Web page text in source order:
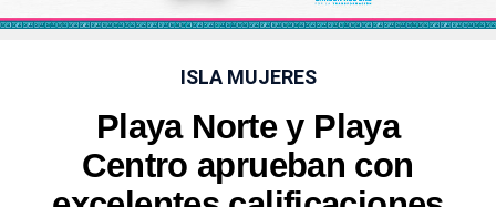
ISLA MUJERES
Playa Norte y Playa
Centro aprueban con